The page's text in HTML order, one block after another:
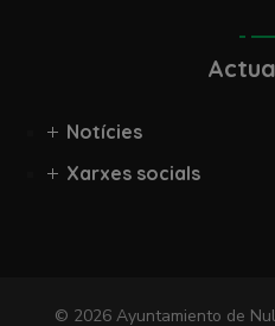
Notícies
Xarxes socials
© 2026 Ayuntamiento de